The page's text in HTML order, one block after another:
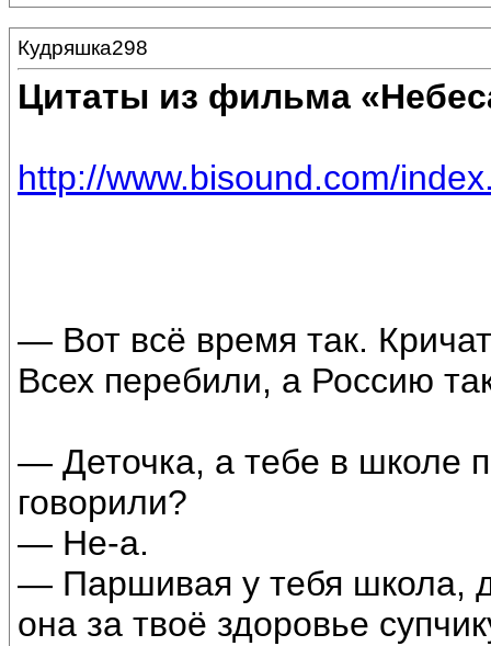
Кудряшка298
Цитаты из фильма
http://www.bisound.com/
— Вот всё время так.
Всех перебили, а Россию
— Деточка, а тебе в школе
говорили?
— Не-а.
— Паршивая у тебя школа,
она за твоё здоровье